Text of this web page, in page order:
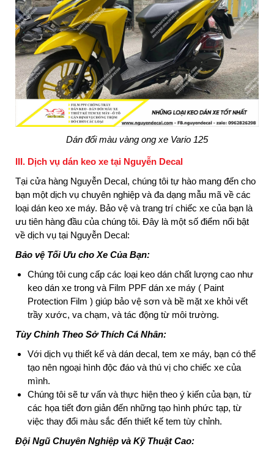
Dán đổi màu vàng ong xe Vario 125
III. Dịch vụ dán keo xe tại Nguyễn Decal
Tại cửa hàng Nguyễn Decal, chúng tôi tự hào mang đến cho
bạn một dịch vụ chuyên nghiệp và đa dạng mẫu mã về các
loại dán keo xe máy. Bảo vệ và trang trí chiếc xe của bạn là
ưu tiên hàng đầu của chúng tôi. Đây là một số điểm nổi bật
về dịch vụ tại Nguyễn Decal:
Bảo vệ Tối Ưu cho Xe Của Bạn:
Chúng tôi cung cấp các loại keo dán chất lượng cao như
keo dán xe trong và Film PPF dán xe máy ( Paint
Protection Film ) giúp bảo vệ sơn và bề mặt xe khỏi vết
trầy xước, va chạm, và tác động từ môi trường.
Tùy Chỉnh Theo Sở Thích Cá Nhân:
Với dịch vụ thiết kế và dán decal, tem xe máy, bạn có thể
tạo nên ngoại hình độc đáo và thú vị cho chiếc xe của
mình.
Chúng tôi sẽ tư vấn và thực hiện theo ý kiến của bạn, từ
các họa tiết đơn giản đến những tạo hình phức tạp, từ
việc thay đổi màu sắc đến thiết kế tem tùy chỉnh.
Đội Ngũ Chuyên Nghiệp và Kỹ Thuật Cao: